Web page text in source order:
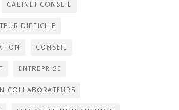
CABINET CONSEIL
DIFFICILE
CONSEIL
ENTREPRISE
COLLABORATEURS